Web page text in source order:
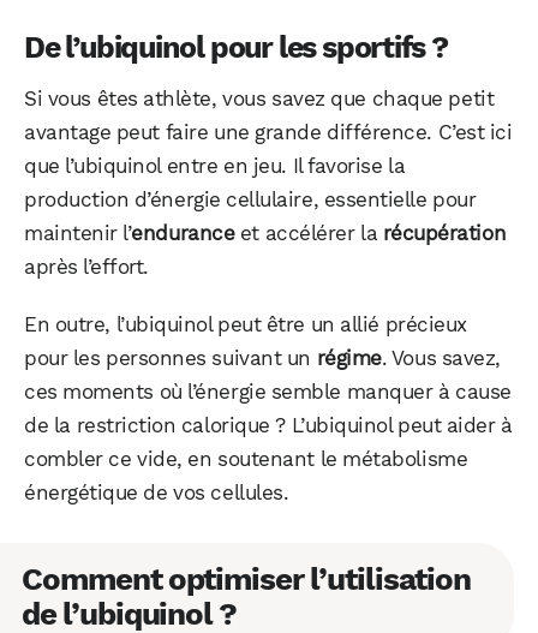
De l’ubiquinol pour les sportifs ?
Si vous êtes athlète, vous savez que chaque petit
avantage peut faire une grande différence. C’est ici
que l’ubiquinol entre en jeu. Il favorise la
production d’énergie cellulaire, essentielle pour
maintenir l’enduranceet accélérer la récupération
après l’effort.
En outre, l’ubiquinol peut être un allié précieux
pour les personnes suivant un régime. Vous savez,
ces moments où l’énergie semble manquer à cause
de la restriction calorique ? L’ubiquinol peut aider à
combler ce vide, en soutenant le métabolisme
énergétique de vos cellules.
Comment optimiser l’utilisation
de l’ubiquinol ?